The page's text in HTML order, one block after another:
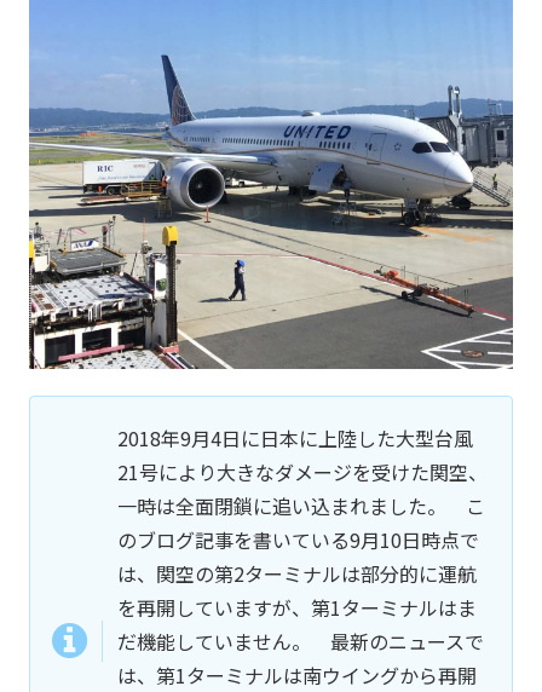
2018年9月4日に日本に上陸した大型台風
21号により大きなダメージを受けた関空、
一時は全面閉鎖に追い込まれました。 こ
のブログ記事を書いている9月10日時点で
は、関空の第2ターミナルは部分的に運航
を再開していますが、第1ターミナルはま
だ機能していません。 最新のニュースで
は、第1ターミナルは南ウイングから再開